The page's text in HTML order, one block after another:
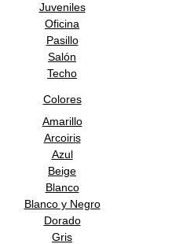
Juveniles
Oficina
Pasillo
Salón
Techo
Colores
Amarillo
Arcoiris
Azul
Beige
Blanco
Blanco y Negro
Dorado
Gris